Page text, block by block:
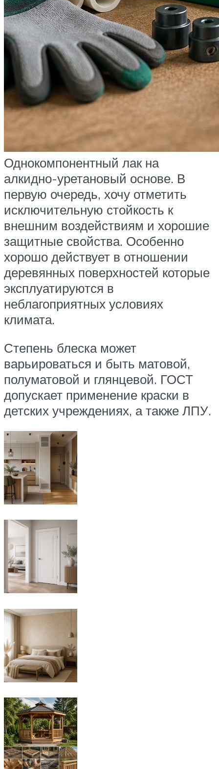
Однокомпонентный лак на
алкидно-уретановый основе. В
первую очередь, хочу отметить
исключительную стойкость к
внешним воздействиям и хорошие
защитные свойства. Особенно
хорошо действует в отношении
деревянных поверхностей которые
эксплуатируются в
неблагоприятных условиях
климата.
Степень блеска может
варьироваться и быть матовой,
полуматовой и глянцевой. ГОСТ
допускает применение краски в
детских учреждениях, а также ЛПУ.